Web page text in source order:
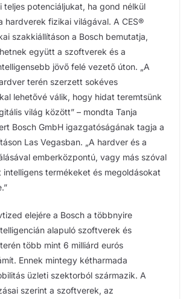
teljes potenciáljukat, ha gond nélkül
hardverek fizikai világával. A CES®
szakkiállításon a Bosch bemutatja,
együtt a szoftverek és a
jövő felé vezető úton. „A
terén szerzett sokéves
lehetővé válik, hogy hidat teremtsünk
világ között” – mondta Tanja
Bosch GmbH igazgatóságának tagja a
Las Vegasban. „A hardver és a
emberközpontú, vagy más szóval
intelligens termékeket és megoldásokat
elejére a Bosch a többnyire
alapuló szoftverek és
több mint 6 milliárd eurós
Ennek mintegy kétharmada
üzleti szektorból származik. A
szerint a szoftverek, az